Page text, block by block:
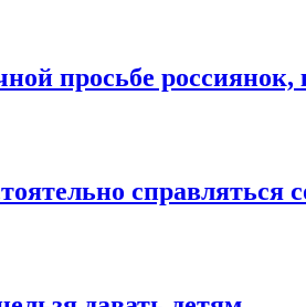
просьбе
справляться